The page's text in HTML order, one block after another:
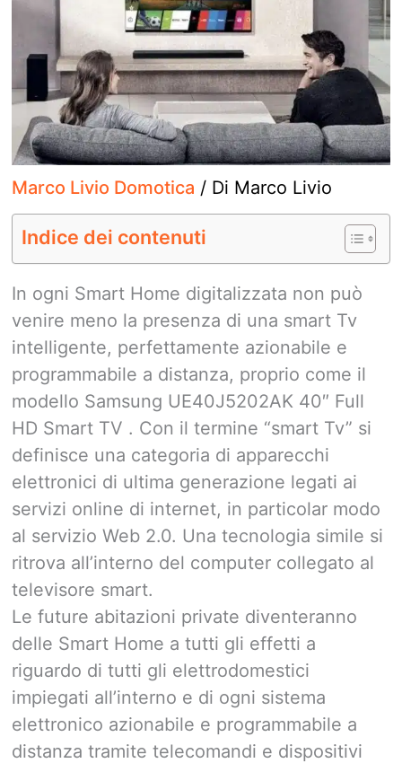
Marco Livio Domotica / Di Marco Livio
Indice dei contenuti
In ogni Smart Home digitalizzata non può
venire meno la presenza di una smart Tv
intelligente, perfettamente azionabile e
programmabile a distanza, proprio come il
modello Samsung UE40J5202AK 40″ Full
HD Smart TV . Con il termine “smart Tv” si
definisce una categoria di apparecchi
elettronici di ultima generazione legati ai
servizi online di internet, in particolar modo
al servizio Web 2.0. Una tecnologia simile si
ritrova all’interno del computer collegato al
televisore smart.
Le future abitazioni private diventeranno
delle Smart Home a tutti gli effetti a
riguardo di tutti gli elettrodomestici
impiegati all’interno e di ogni sistema
elettronico azionabile e programmabile a
distanza tramite telecomandi e dispositivi